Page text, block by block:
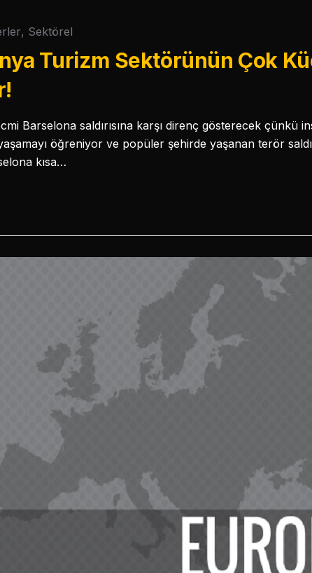
, Sektörel
Turizm Sektörünün Çok
Barselona saldırısına karşı direnç gösterecek çünkü
öğreniyor ve popüler şehirde yaşanan terör
kısa…